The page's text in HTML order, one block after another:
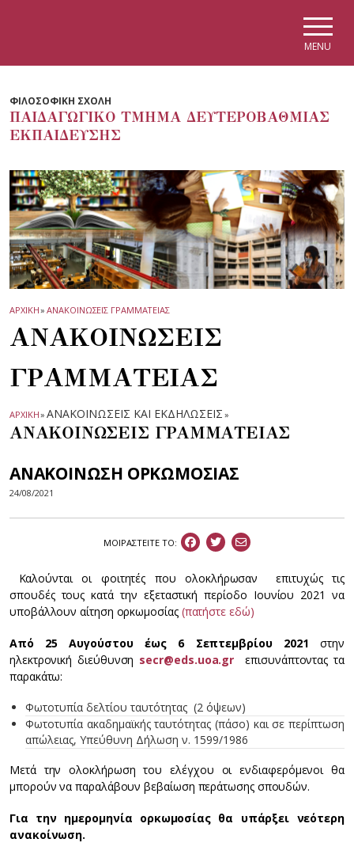
MENU
ΦΙΛΟΣΟΦΙΚΗ ΣΧΟΛΗ
ΠΑΙΔΑΓΩΓΙΚΟ ΤΜΗΜΑ ΔΕΥΤΕΡΟΒΑΘΜΙΑΣ
ΕΚΠΑΙΔΕΥΣΗΣ
ΑΡΧΙΚΗ» ΑΝΑΚΟΙΝΩΣΕΙΣ ΓΡΑΜΜΑΤΕΙΑΣ
ΑΝΑΚΟΙΝΩΣΕΙΣ
ΓΡΑΜΜΑΤΕΙΑΣ
ΑΡΧΙΚΗ» ΑΝΑΚΟΙΝΩΣΕΙΣ ΚΑΙ ΕΚΔΗΛΩΣΕΙΣ »
ΑΝΑΚΟΙΝΩΣΕΙΣ ΓΡΑΜΜΑΤΕΙΑΣ
ΑΝΑΚΟΙΝΩΣΗ ΟΡΚΩΜΟΣΙΑΣ
24/08/2021
ΜΟΙΡΑΣΤEIΤΕ ΤΟ:
Καλούνται οι φοιτητές που ολοκλήρωσαν επιτυχώς τις
σπουδές τους κατά την εξεταστική περίοδο Ιουνίου 2021 να
υποβάλλουν αίτηση ορκωμοσίας (πατήστε εδώ)
Από 25 Αυγούστου έως 6 Σεπτεμβρίου 2021 στην
ηλεκτρονική διεύθυνση secr@eds.uoa.gr
επισυνάπτοντας τα
παρακάτω:
Φωτοτυπία δελτίου ταυτότητας (2 όψεων)
Φωτοτυπία ακαδημαϊκής ταυτότητας (πάσο) και σε περίπτωση
απώλειας, Υπεύθυνη Δήλωση ν. 1599/1986
Μετά την ολοκλήρωση του ελέγχου οι ενδιαφερόμενοι θα
μπορούν να παραλάβουν βεβαίωση περάτωσης σπουδών.
Για την ημερομηνία ορκωμοσίας θα υπάρξει νεότερη
ανακοίνωση.